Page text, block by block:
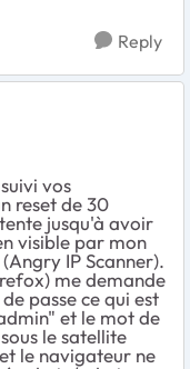
Reply
vos
reset de 30
jusqu'à avoir
visible par mon
(Angry IP Scanner).
me demande
passe ce qui est
et le mot de
le satellite
le navigateur ne